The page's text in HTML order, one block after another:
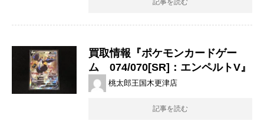
記事を読む
買取情報『ポケモンカードゲー
ム 074/070[SR]：エンペルトV』
桃太郎王国木更津店
記事を読む